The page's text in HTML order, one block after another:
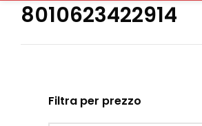
8010623422914
Filtra per prezzo